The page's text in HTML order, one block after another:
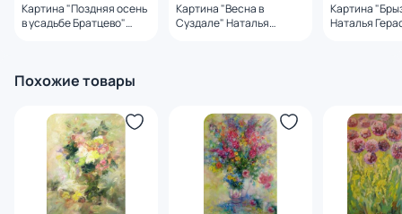
Картина "Поздняя осень
в усадьбе Братцево"
Картина "Весна в
Суздале" Наталья
Картина
Наталья
Похожие товары